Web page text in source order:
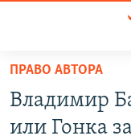
упрощенного
доступа
Вернуться
ПОДКАСТЫ
ПРАВО АВТОРА
Владимир
или Гонка